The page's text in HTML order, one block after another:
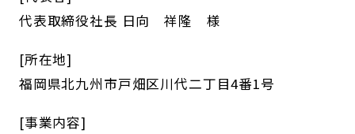
代表取締役社長 日向 祥隆 様
[所在地]
福岡県北九州市戸畑区川代二丁目4番1号
[事業内容]